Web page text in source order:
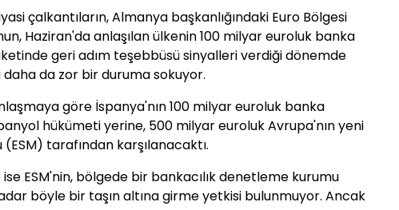
çalkantıların, Almanya başkanlığındaki Euro Bölgesi
Haziran'da anlaşılan ülkenin 100 milyar euroluk banka
geri adım teşebbüsü sinyalleri verdiği dönemde
daha da zor bir duruma sokuyor.
göre İspanya'nın 100 milyar euroluk banka
hükümeti yerine, 500 milyar euroluk Avrupa'nın yeni
tarafından karşılanacaktı.
ise ESM'nin, bölgede bir bankacılık denetleme kurumu
böyle bir taşın altına girme yetkisi bulunmuyor. Ancak